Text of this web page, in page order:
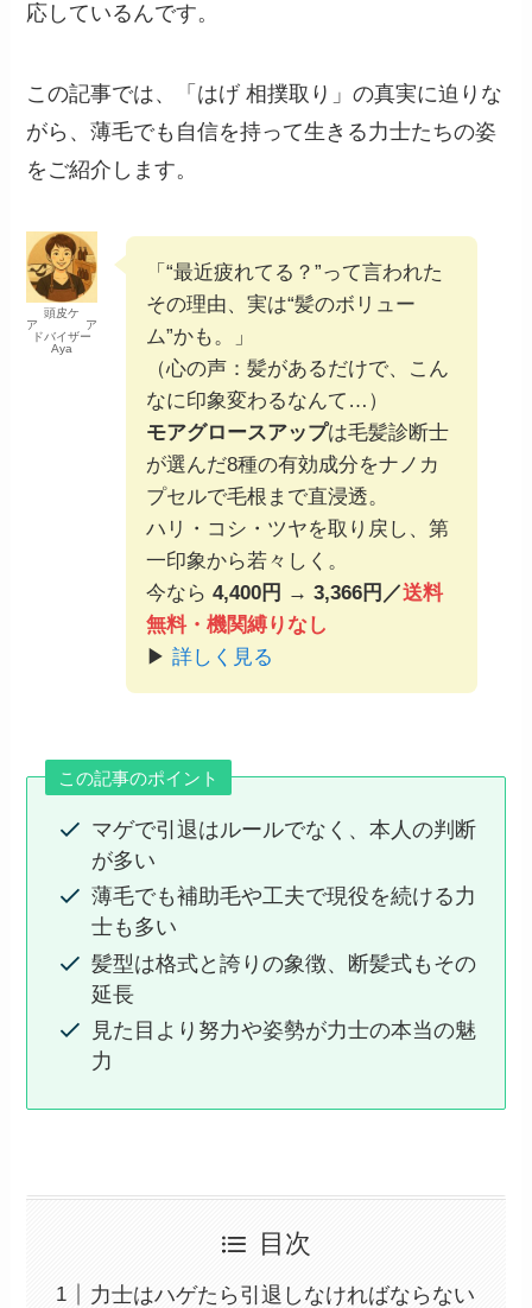
応しているんです。
この記事では、「はげ 相撲取り」の真実に迫りな
がら、薄毛でも自信を持って生きる力士たちの姿
をご紹介します。
頭皮ケ
ア ア
ドバイザー
Aya
「“最近疲れてる？”って言われた
その理由、実は“髪のボリュー
ム”かも。」
（心の声：髪があるだけで、こん
なに印象変わるなんて…）
モアグロースアップは毛髪診断士
が選んだ8種の有効成分をナノカ
プセルで毛根まで直浸透。
ハリ・コシ・ツヤを取り戻し、第
一印象から若々しく。
今なら4,400円 → 3,366円／送料
無料・機関縛りなし
▶詳しく見る
この記事のポイント
マゲで引退はルールでなく、本人の判断
が多い
薄毛でも補助毛や工夫で現役を続ける力
士も多い
髪型は格式と誇りの象徴、断髪式もその
延長
見た目より努力や姿勢が力士の本当の魅
力
目次
力士はハゲたら引退しなければならない